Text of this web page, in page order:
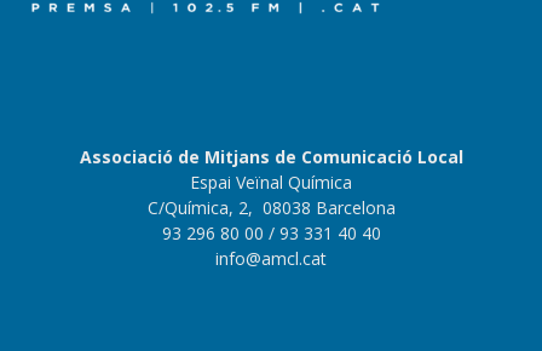
Associació de Mitjans de Comunicació Local
Espai Veïnal Química
C/Química, 2, 08038 Barcelona
93 296 80 00 / 93 331 40 40
info@amcl.cat